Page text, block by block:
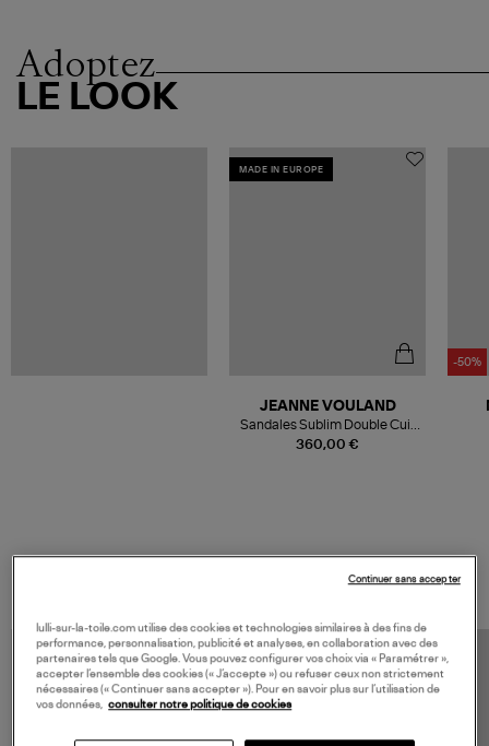
Adoptez
LE LOOK
MADE IN EUROPE
360,00 €
JEANNE VOULAND
Sandales Sublim Double Cuir
Verni Noir
-50%
VOS DERNIERS PRODUITS VUS
lulli-sur-la-toile.com utilise des cookies et technologies similaires à des fins de
performance, personnalisation, publicité et analyses, en collaboration avec des
partenaires tels que Google. Vous pouvez configurer vos choix via « Paramétrer »,
accepter l’ensemble des cookies (« J’accepte ») ou refuser ceux non strictement
nécessaires (« Continuer sans accepter »). Pour en savoir plus sur l’utilisation de
vos données, consulter notre politique de cookies
Continuer sans accepter